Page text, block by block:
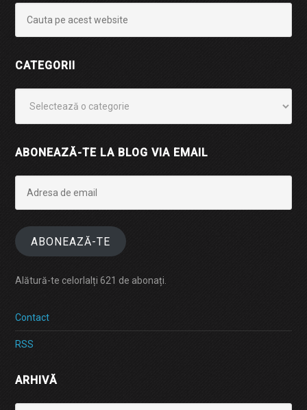
CATEGORII
ABONEAZĂ-TE LA BLOG VIA EMAIL
email
ABONEAZĂ-TE
Alătură-te celorlalți 621 de abonați.
Contact
RSS
ARHIVĂ